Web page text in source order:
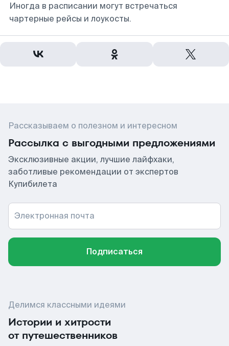
Иногда в расписании могут встречаться
чартерные рейсы и лоукосты.
Рассказываем о полезном и интересном
Рассылка с выгодными предложениями
Эксклюзивные акции, лучшие лайфхаки,
заботливые рекомендации от экспертов
Купибилета
Электронная почта
Подписаться
Делимся классными идеями
Истории и хитрости
от путешественников